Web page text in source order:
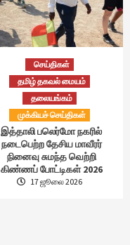
செய்திகள்
தமிழ் தகவல் மையம்
தலையங்கம்
முக்கியச் செய்திகள்
இத்தாலி பலெர்மோ நகரில்
நடைபெற்ற தேசிய மாவீரர்
நினைவு சுமந்த வெற்றி
கிண்ணப் போட்டிகள் 2026
17 ஜூலை 2026